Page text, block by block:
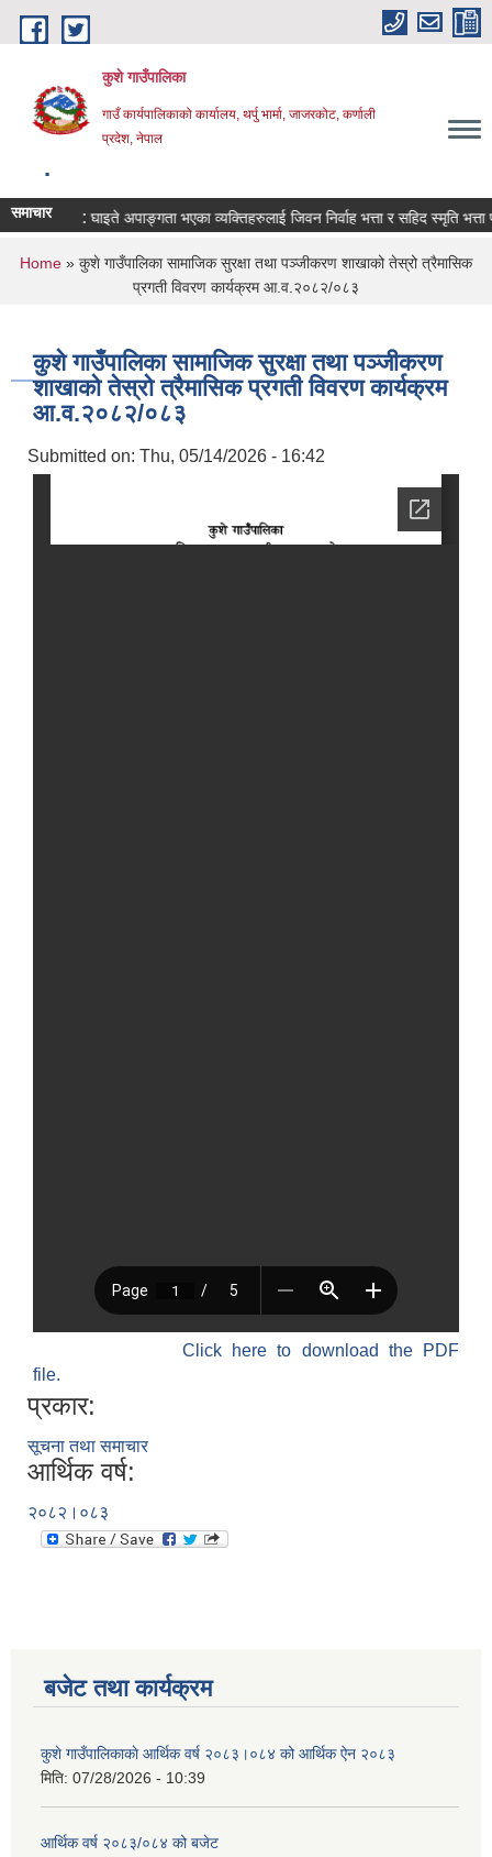
Skip to main content
कुशे गाउँपालिका
गाउँ कार्यपालिकाको कार्यालय, थर्पु भार्मा, जाजरकोट, कर्णाली
प्रदेश, नेपाल
.
समाचार
शिर्षक: घाइते अपाङ्गता भएका व्यक्तिहरुलाई जिवन निर्वाह भत्ता र सहिद स्मृति भत्ता
You are here
Home » कुशे गाउँपालिका सामाजिक सुरक्षा तथा पञ्जीकरण शाखाको तेस्रो त्रैमासिक
प्रगती विवरण कार्यक्रम आ.व.२०८२/०८३
कुशे गाउँपालिका सामाजिक सुरक्षा तथा पञ्जीकरण
शाखाको तेस्रो त्रैमासिक प्रगती विवरण कार्यक्रम
आ.व.२०८२/०८३
Submitted on: Thu, 05/14/2026 - 16:42
Click here to download the PDF
file.
प्रकार:
सूचना तथा समाचार
आर्थिक वर्ष:
२०८२।०८३
बजेट तथा कार्यक्रम
कुशे गाउँपालिकाकाे आर्थिक वर्ष २०८३।०८४ को आर्थिक ऐन २०८३
मिति: 07/28/2026 - 10:39
आर्थिक वर्ष २०८३/०८४ को बजेट